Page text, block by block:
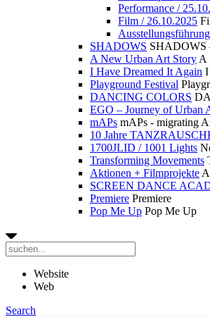
Performance /
Film / 26.10.2025
Ausstellungsführung
SHADOWS SHADOWS
A New Urban Art Story A
I Have Dreamed It Again I
Playground Festival
DANCING COLORS
EGO – Journey of Urban
mAPs mAPs - migrating
10 Jahre
1700JLID / 1001 Lights
Transforming Movements
Aktionen + Filmprojekte
SCREEN DANCE
Premiere Premiere
Pop Me Up Pop Me Up
Website
Web
Search